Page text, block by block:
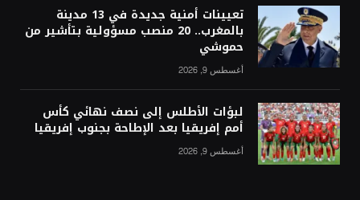
تعيينات أمنية جديدة في 13 مدينة
بالمغرب.. 20 منصب مسؤولية بتأشير من
حموشي
أغسطس 9, 2026
لبؤات الأطلس إلى نصف نهائي كأس
أمم إفريقيا بعد الإطاحة بجنوب إفريقيا
أغسطس 9, 2026